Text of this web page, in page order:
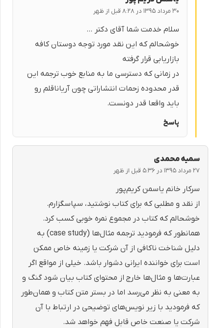
۳۰ مرداد ۱۳۹۵ در ۸:۲۸ قبل از ظهر
سلام خدمت شما آقای دکتر …
خوشحالم که این نقد مورد توجه دوستان کافه
بازاریابی قرار گرفته
در زمانی که دسترسی ما به منابع خوب ترجمه این
قدر محدوده زحمات انتشاراتی چون آریاناقلم رو
باید واقعا قدر دونست.
پاسخ
سمیه محمدی
۲۷ مرداد ۱۳۹۵ در ۵:۳۶ قبل از ظهر
سرکار خانم یاسمن کریم‌پور
از نقد و مطلبی که برای کتاب نوشتید، سپاسگزارم.
خوشحالم که کتاب در مجموع نمره خوبی کسب کرد.
همانطور که فرمودید ترجمه مثال‌ها (case study) به
دلیل شناخت ناکافی از آن شرکت یا زمینه خاص ممکن
است برای خواننده ایرانی دشوار باشد. خیلی از مواقع اگر
عبارت‌ها و مثال‌ها خارج از محتوای کتاب بیان شود گنگ و
به معنی به نظر می‌رسد اما در بستر متن کتاب و همان‌طور
که فرمودید با زیر نویس‌های توضیحی در ارتباط با آن
شرکت یا صنعت خاص قابل فهم خواهد شد.